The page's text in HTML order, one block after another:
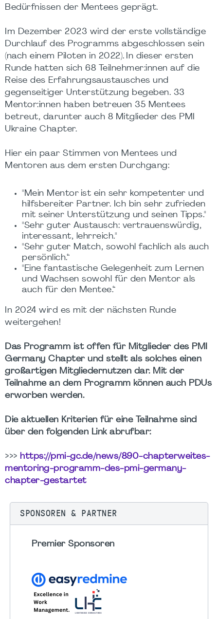
Bedürfnissen der Mentees geprägt.
Im Dezember 2023 wird der erste vollständige
Durchlauf des Programms abgeschlossen sein
(nach einem Piloten in 2022). In dieser ersten
Runde hatten sich 68 Teilnehmer:innen auf die
Reise des Erfahrungsaustausches und
gegenseitiger Unterstützung begeben. 33
Mentor:innen haben betreuen 35 Mentees
betreut, darunter auch 8 Mitglieder des PMI
Ukraine Chapter.
Hier ein paar Stimmen von Mentees und
Mentoren aus dem ersten Durchgang:
"Mein Mentor ist ein sehr kompetenter und
hilfsbereiter Partner. Ich bin sehr zufrieden
mit seiner Unterstützung und seinen Tipps."
"Sehr guter Austausch: vertrauenswürdig,
interessant, lehrreich."
"Sehr guter Match, sowohl fachlich als auch
persönlich.“
"Eine fantastische Gelegenheit zum Lernen
und Wachsen sowohl für den Mentor als
auch für den Mentee.“
In 2024 wird es mit der nächsten Runde
weitergehen!
Das Programm ist offen für Mitglieder des PMI
Germany Chapter und stellt als solches einen
großartigen Mitgliedernutzen dar. Mit der
Teilnahme an dem Programm können auch PDUs
erworben werden.
Die aktuellen Kriterien für eine Teilnahme sind
über den folgenden Link abrufbar:
>>> https://pmi-gc.de/news/890-chapterweites-
mentoring-programm-des-pmi-germany-
chapter-gestartet
SPONSOREN & PARTNER
Premier Sponsoren